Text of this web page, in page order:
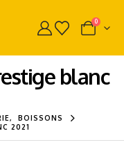
0
blanc
,
BOISSONS
2021